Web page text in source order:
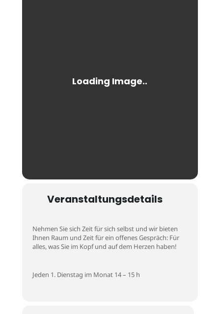
Veranstaltungsdetails
Nehmen Sie sich Zeit für sich selbst und wir bieten
Ihnen Raum und Zeit für ein offenes Gespräch: Für
alles, was Sie im Kopf und auf dem Herzen haben!
Jeden 1. Dienstag im Monat 14 – 15 h